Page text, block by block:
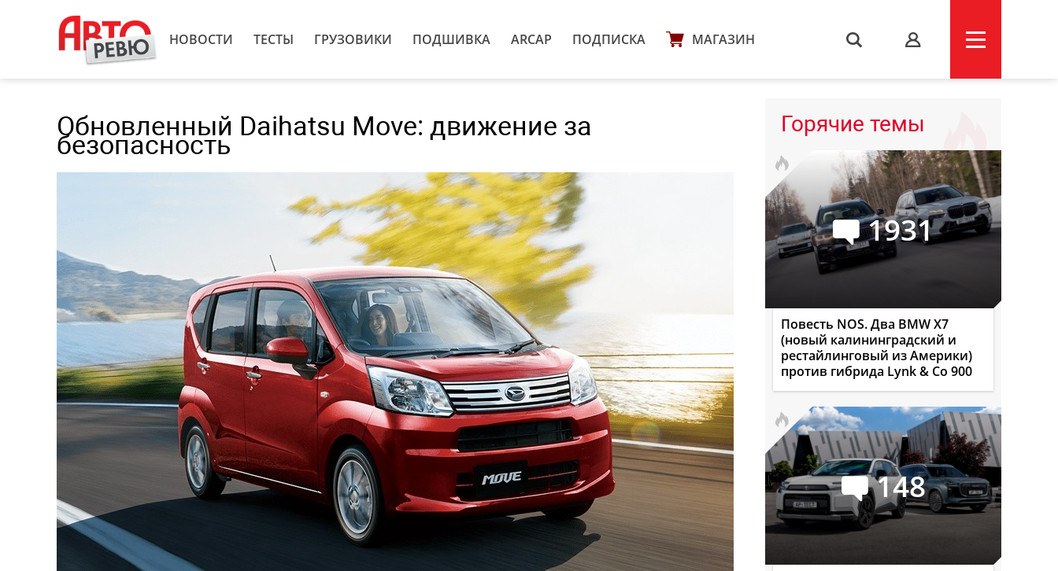
НОВОСТИ ТЕСТЫ ГРУЗОВИКИ ПОДШИВКА ARCAP ПОДПИСКА МАГАЗИН s
Обновленный Daihatsu Move: движение за
безопасность
Горячие темы
1931
Повесть NOS. Два BMW X7
(новый калининградский и
рестайлинговый из Америки)
против гибрида Lynk & Co 900
148